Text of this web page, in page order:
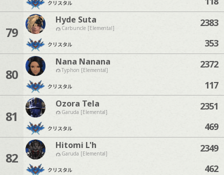
クリスタル
79
Hyde Suta
Carbuncle [Elemental]
クリスタル
2383
353
80
Nana Nanana
Typhon [Elemental]
クリスタル
2372
117
81
Ozora Tela
Garuda [Elemental]
クリスタル
2351
469
82
Hitomi L'h
Garuda [Elemental]
クリスタル
2349
462